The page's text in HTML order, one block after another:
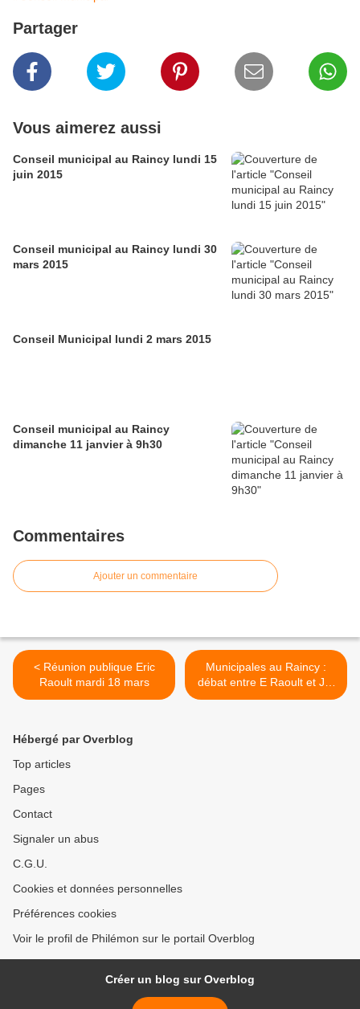
Partager
Vous aimerez aussi
Conseil municipal au Raincy lundi 15
juin 2015
Conseil municipal au Raincy lundi 30
mars 2015
Conseil Municipal lundi 2 mars 2015
Conseil municipal au Raincy
dimanche 11 janvier à 9h30
Commentaires
Ajouter un commentaire
< Réunion publique Eric
Raoult mardi 18 mars
Municipales au Raincy :
débat entre E Raoult et JM
Genestier mercredi 19 mars
Hébergé par Overblog
Top articles
Pages
Contact
Signaler un abus
C.G.U.
Cookies et données personnelles
Préférences cookies
Voir le profil de Philémon sur le portail Overblog
Créer un blog sur Overblog